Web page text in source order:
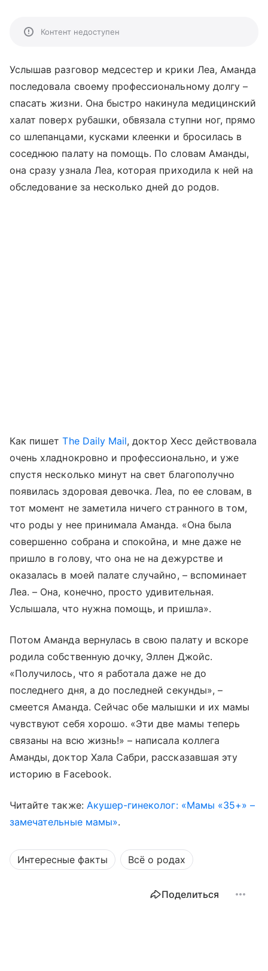
Контент недоступен
Услышав разговор медсестер и крики Леа, Аманда
последовала своему профессиональному долгу –
спасать жизни. Она быстро накинула медицинский
халат поверх рубашки, обвязала ступни ног, прямо
со шлепанцами, кусками клеенки и бросилась в
соседнюю палату на помощь. По словам Аманды,
она сразу узнала Леа, которая приходила к ней на
обследование за несколько дней до родов.
Как пишетThe Daily Mail, доктор Хесс действовала
очень хладнокровно и профессионально, и уже
спустя несколько минут на свет благополучно
появилась здоровая девочка. Леа, по ее словам, в
тот момент не заметила ничего странного в том,
что роды у нее принимала Аманда. «Она была
совершенно собрана и спокойна, и мне даже не
пришло в голову, что она не на дежурстве и
оказалась в моей палате случайно, – вспоминает
Леа. – Она, конечно, просто удивительная.
Услышала, что нужна помощь, и пришла».
Потом Аманда вернулась в свою палату и вскоре
родила собственную дочку, Эллен Джойс.
«Получилось, что я работала даже не до
последнего дня, а до последней секунды», –
смеется Аманда. Сейчас обе малышки и их мамы
чувствуют себя хорошо. «Эти две мамы теперь
связаны на всю жизнь!» – написала коллега
Аманды, доктор Хала Сабри, рассказавшая эту
историю в Facebook.
Читайте также: Акушер-гинеколог: «Мамы «35+» –
замечательные мамы».
Интересные факты Всё о родах
Поделиться